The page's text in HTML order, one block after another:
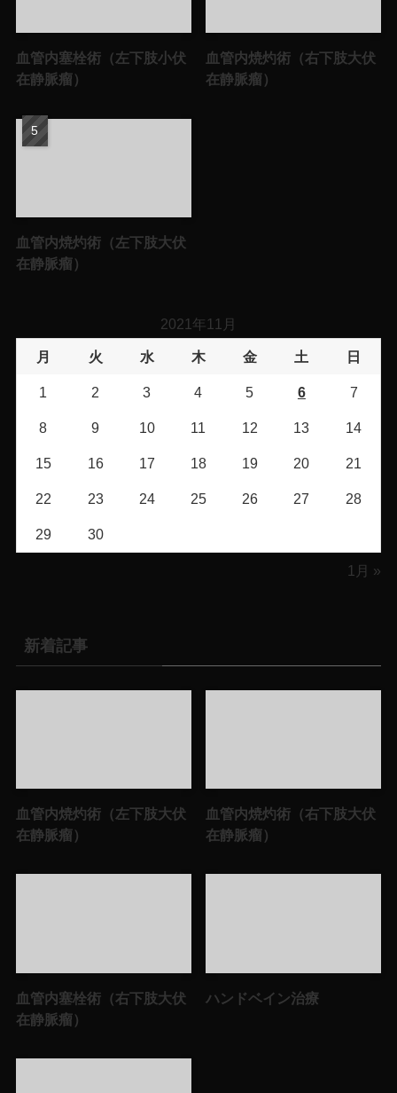
血管内塞栓術（左下肢小伏
在静脈瘤）
血管内焼灼術（右下肢大伏
在静脈瘤）
血管内焼灼術（左下肢大伏
在静脈瘤）
2021年11月
月 火 水 木 金 土 日
1 2 3 4 5 6 7
8 9 10 11 12 13 14
15 16 17 18 19 20 21
22 23 24 25 26 27 28
29 30
1月 »
新着記事
血管内焼灼術（左下肢大伏
在静脈瘤）
血管内焼灼術（右下肢大伏
在静脈瘤）
血管内塞栓術（右下肢大伏
在静脈瘤）
ハンドベイン治療